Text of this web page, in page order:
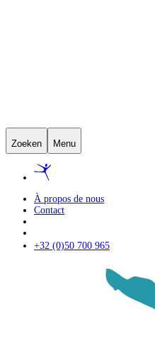
Zoeken Menu
À propos de nous
Contact
+32 (0)50 700 965